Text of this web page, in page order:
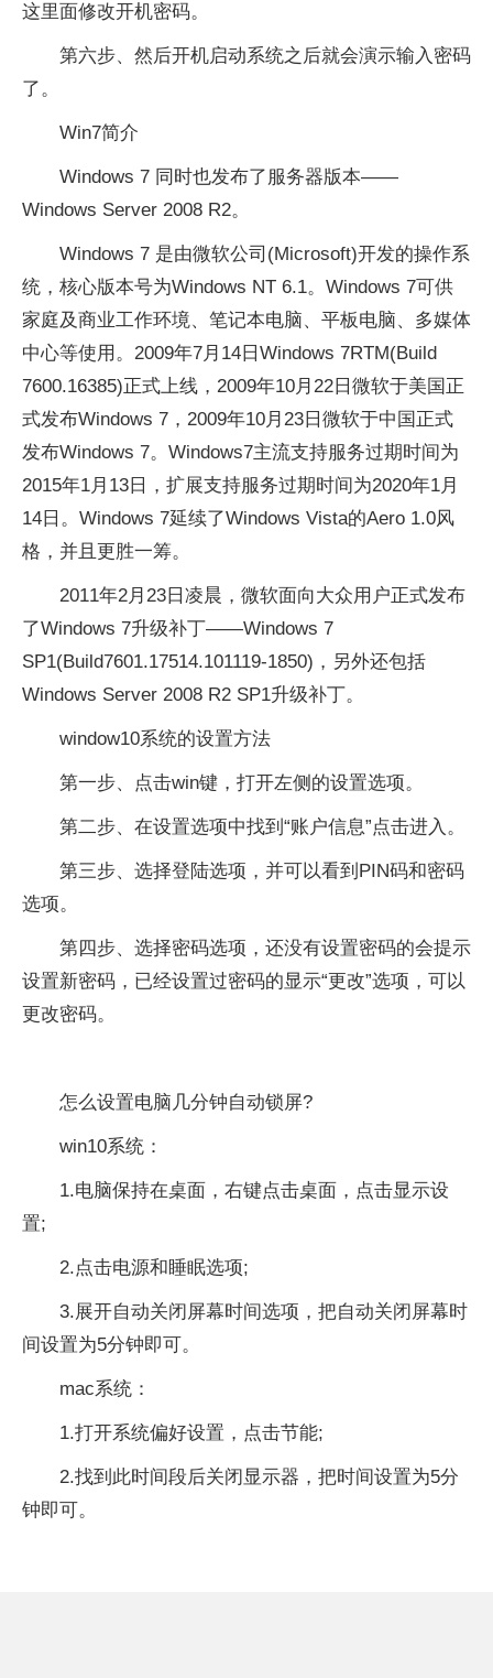
这里面修改开机密码。
第六步、然后开机启动系统之后就会演示输入密码
了。
Win7简介
Windows 7 同时也发布了服务器版本——
Windows Server 2008 R2。
Windows 7 是由微软公司(Microsoft)开发的操作系
统，核心版本号为Windows NT 6.1。Windows 7可供
家庭及商业工作环境、笔记本电脑、 平板电脑、多媒体
中心等使用。2009年7月14日Windows 7RTM(Build
7600.16385)正式上线，2009年10月22日微软于美国正
式发布Windows 7，2009年10月23日微软于中国正式
发布Windows 7。Windows7主流支持服务过期时间为
2015年1月13日，扩展支持服务过期时间为2020年1月
14日。Windows 7延续了Windows Vista的Aero 1.0风
格，并且更胜一筹。
2011年2月23日凌晨，微软面向大众用户正式发布
了Windows 7升级补丁——Windows 7
SP1(Build7601.17514.101119-1850)，另外还包括
Windows Server 2008 R2 SP1升级补丁。
window10系统的设置方法
第一步、点击win键，打开左侧的设置选项。
第二步、在设置选项中找到“账户信息”点击进入。
第三步、选择登陆选项，并可以看到PIN码和密码
选项。
第四步、选择密码选项，还没有设置密码的会提示
设置新密码，已经设置过密码的显示“更改”选项，可以
更改密码。
怎么设置电脑几分钟自动锁屏?
win10系统：
1.电脑保持在桌面，右键点击桌面，点击显示设
置;
2.点击电源和睡眠选项;
3.展开自动关闭屏幕时间选项，把自动关闭屏幕时
间设置为5分钟即可。
mac系统：
1.打开系统偏好设置，点击节能;
2.找到此时间段后关闭显示器，把时间设置为5分
钟即可。